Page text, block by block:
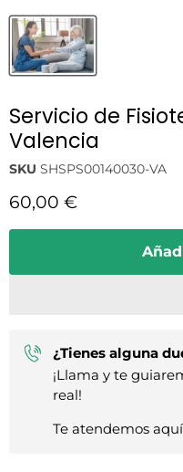
Servicio de
Valencia
SKU SHSPS00140030-VA
Precio actual
60,00 €
¿Tienes alguna
¡Llama y te
real!
Te atendemos